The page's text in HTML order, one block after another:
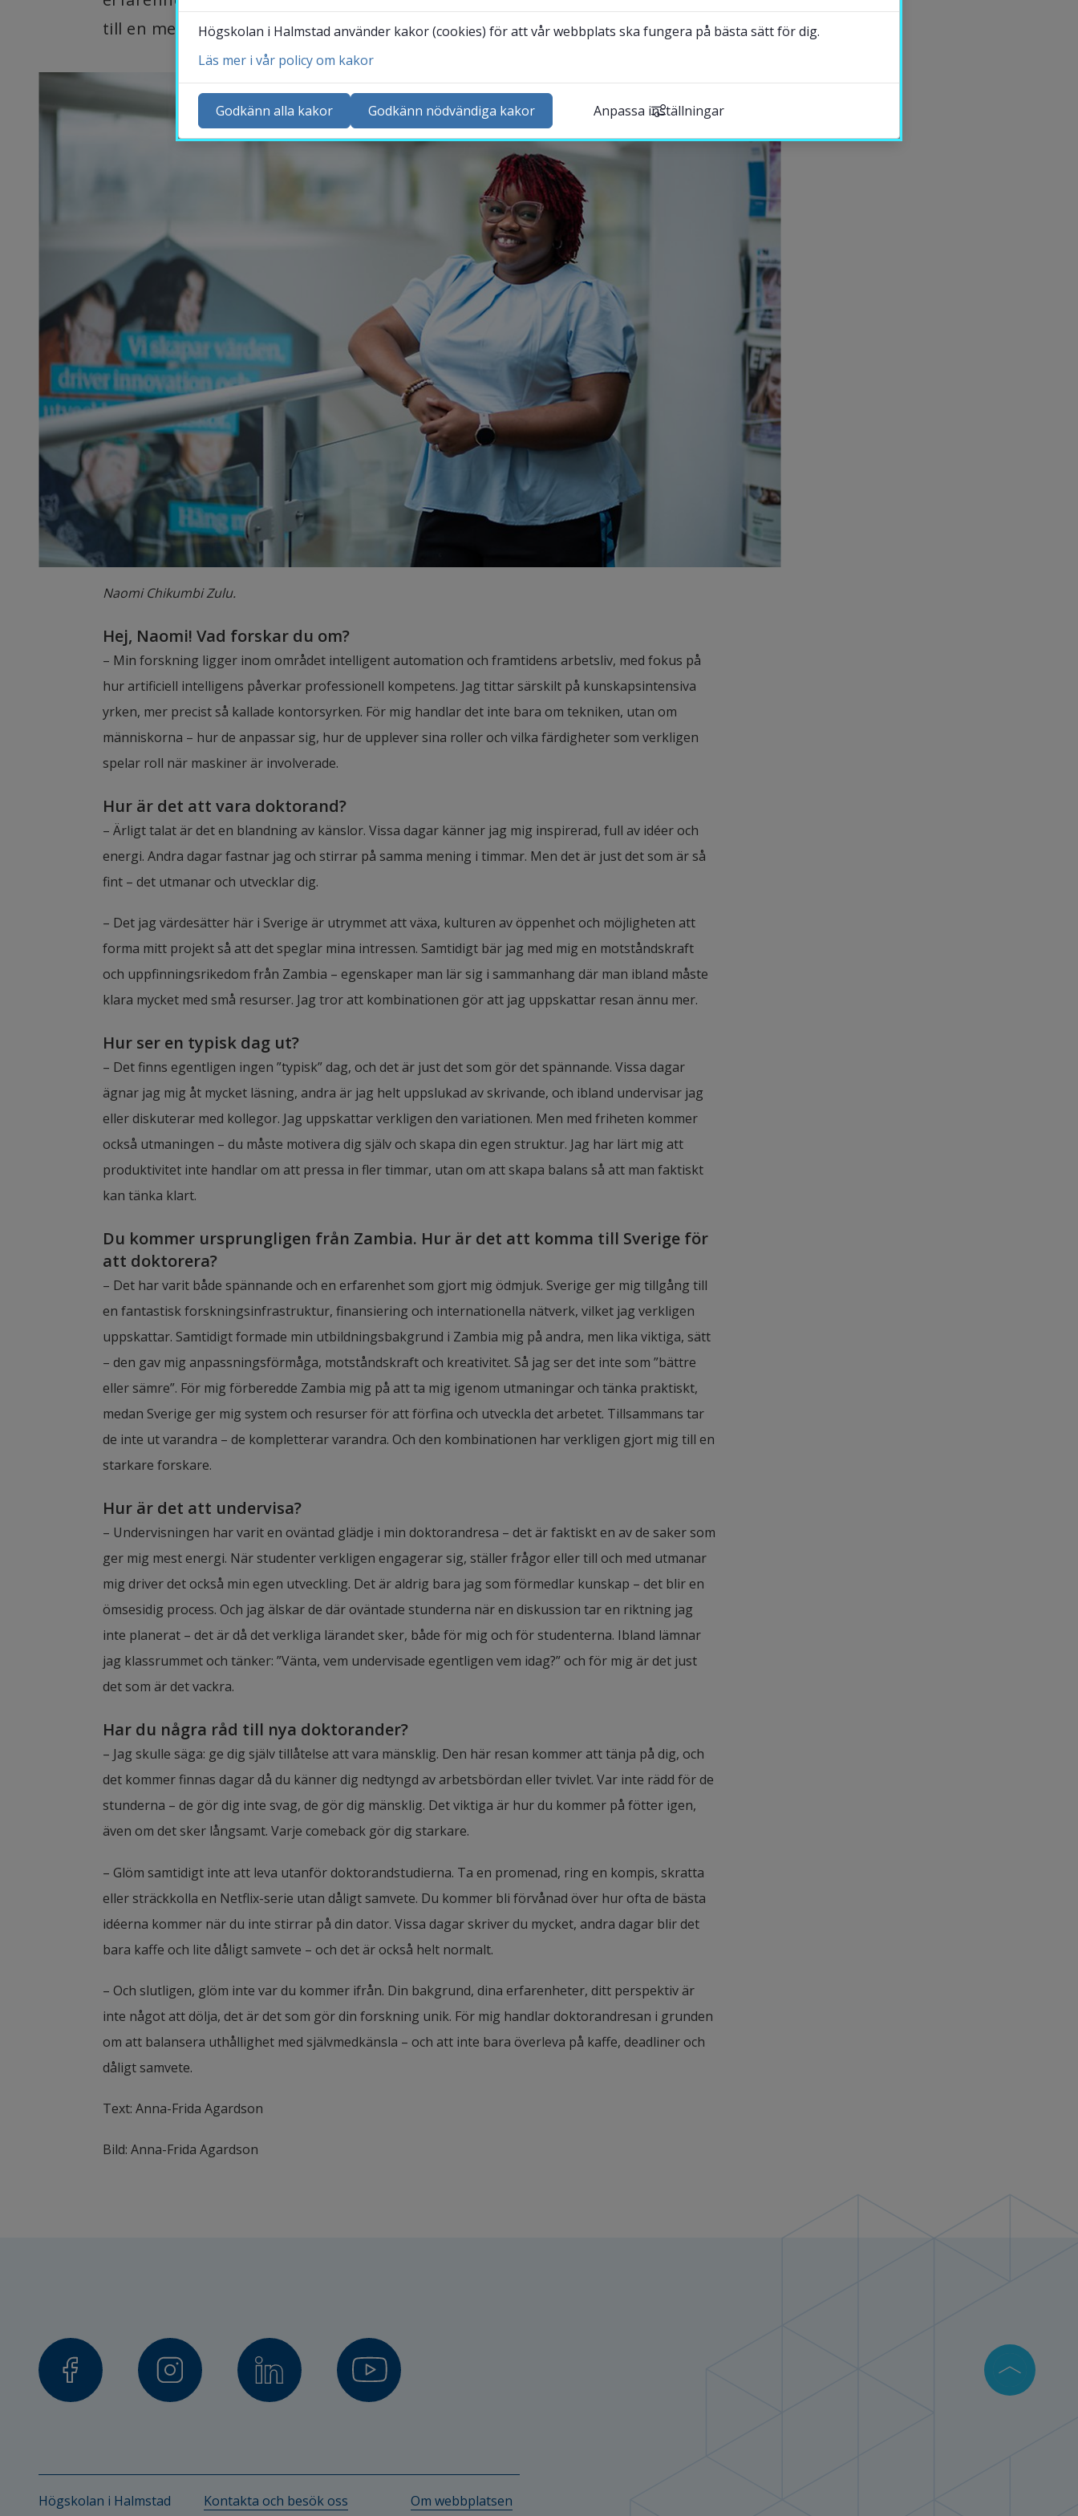
till en mer motståndskraftig och kreativ forskare.
Naomi Chikumbi Zulu.
Hej, Naomi! Vad forskar du om?
– Min forskning ligger inom området intelligent automation och framtidens arbetsliv, med fokus på
hur artificiell intelligens påverkar professionell kompetens. Jag tittar särskilt på kunskapsintensiva
yrken, mer precist så kallade kontorsyrken. För mig handlar det inte bara om tekniken, utan om
människorna – hur de anpassar sig, hur de upplever sina roller och vilka färdigheter som verkligen
spelar roll när maskiner är involverade.
Hur är det att vara doktorand?
– Ärligt talat är det en blandning av känslor. Vissa dagar känner jag mig inspirerad, full av idéer och
energi. Andra dagar fastnar jag och stirrar på samma mening i timmar. Men det är just det som är så
fint – det utmanar och utvecklar dig.
– Det jag värdesätter här i Sverige är utrymmet att växa, kulturen av öppenhet och möjligheten att
forma mitt projekt så att det speglar mina intressen. Samtidigt bär jag med mig en motståndskraft
och uppfinningsrikedom från Zambia – egenskaper man lär sig i sammanhang där man ibland måste
klara mycket med små resurser. Jag tror att kombinationen gör att jag uppskattar resan ännu mer.
Hur ser en typisk dag ut?
– Det finns egentligen ingen ”typisk” dag, och det är just det som gör det spännande. Vissa dagar
ägnar jag mig åt mycket läsning, andra är jag helt uppslukad av skrivande, och ibland undervisar jag
eller diskuterar med kollegor. Jag uppskattar verkligen den variationen. Men med friheten kommer
också utmaningen – du måste motivera dig själv och skapa din egen struktur. Jag har lärt mig att
produktivitet inte handlar om att pressa in fler timmar, utan om att skapa balans så att man faktiskt
kan tänka klart.
Du kommer ursprungligen från Zambia. Hur är det att komma till Sverige för
att doktorera?
– Det har varit både spännande och en erfarenhet som gjort mig ödmjuk. Sverige ger mig tillgång till
en fantastisk forskningsinfrastruktur, finansiering och internationella nätverk, vilket jag verkligen
uppskattar. Samtidigt formade min utbildningsbakgrund i Zambia mig på andra, men lika viktiga, sätt
– den gav mig anpassningsförmåga, motståndskraft och kreativitet. Så jag ser det inte som ”bättre
eller sämre”. För mig förberedde Zambia mig på att ta mig igenom utmaningar och tänka praktiskt,
medan Sverige ger mig system och resurser för att förfina och utveckla det arbetet. Tillsammans tar
de inte ut varandra – de kompletterar varandra. Och den kombinationen har verkligen gjort mig till en
starkare forskare.
Hur är det att undervisa?
– Undervisningen har varit en oväntad glädje i min doktorandresa – det är faktiskt en av de saker som
ger mig mest energi. När studenter verkligen engagerar sig, ställer frågor eller till och med utmanar
mig driver det också min egen utveckling. Det är aldrig bara jag som förmedlar kunskap – det blir en
ömsesidig process. Och jag älskar de där oväntade stunderna när en diskussion tar en riktning jag
inte planerat – det är då det verkliga lärandet sker, både för mig och för studenterna. Ibland lämnar
jag klassrummet och tänker: ”Vänta, vem undervisade egentligen vem idag?” och för mig är det just
det som är det vackra.
Har du några råd till nya doktorander?
– Jag skulle säga: ge dig själv tillåtelse att vara mänsklig. Den här resan kommer att tänja på dig, och
det kommer finnas dagar då du känner dig nedtyngd av arbetsbördan eller tvivlet. Var inte rädd för de
stunderna – de gör dig inte svag, de gör dig mänsklig. Det viktiga är hur du kommer på fötter igen,
även om det sker långsamt. Varje comeback gör dig starkare.
– Glöm samtidigt inte att leva utanför doktorandstudierna. Ta en promenad, ring en kompis, skratta
eller sträckkolla en Netflix-serie utan dåligt samvete. Du kommer bli förvånad över hur ofta de bästa
idéerna kommer när du inte stirrar på din dator. Vissa dagar skriver du mycket, andra dagar blir det
bara kaffe och lite dåligt samvete – och det är också helt normalt.
– Och slutligen, glöm inte var du kommer ifrån. Din bakgrund, dina erfarenheter, ditt perspektiv är
inte något att dölja, det är det som gör din forskning unik. För mig handlar doktorandresan i grunden
om att balansera uthållighet med självmedkänsla – och att inte bara överleva på kaffe, deadliner och
dåligt samvete.
Text: Anna-Frida Agardson
Bild: Anna-Frida Agardson
Högskolan i Halmstad Kontakta och besök oss Om webbplatsen
Kontakta och besök oss
Nyheter
Kalender
Medarbetarwebb Insidan
Länk till annan webbplats.
Högskolan i Halmstad använder kakor (cookies) för att vår webbplats ska fungera på bästa sätt för dig.
Läs mer i vår policy om kakor
Godkänn alla kakor Godkänn nödvändiga kakor Anpassa inställningar